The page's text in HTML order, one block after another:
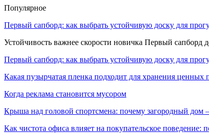
Популярное
Первый сапборд: как выбрать устойчивую доску для
Устойчивость важнее скорости новичка Первый
Первый сапборд: как выбрать устойчивую доску для
Какая пузырчатая пленка подходит для хранения ценных
Когда реклама становится мусором
Крыша над головой спортсмена: почему загородный дом
Как чистота офиса влияет на покупательское поведение: